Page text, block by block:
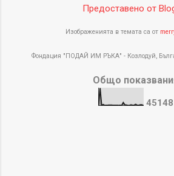
Предоставено от
Изображенията в темата са от
Фондация "ПОДАЙ ИМ РЪКА" - Козлодуй,
Общо
45148